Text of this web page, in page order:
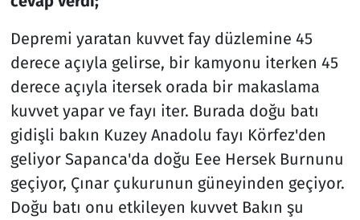
Depremi yaratan kuvvet fay düzlemine 45
derece açıyla gelirse, bir kamyonu iterken 45
derece açıyla itersek orada bir makaslama
kuvvet yapar ve fayı iter. Burada doğu batı
gidişli bakın Kuzey Anadolu fayı Körfez'den
geliyor Sapanca'da doğu Eee Hersek Burnunu
geçiyor, Çınar çukurunun güneyinden geçiyor.
Doğu batı onu etkileyen kuvvet Bakın şu